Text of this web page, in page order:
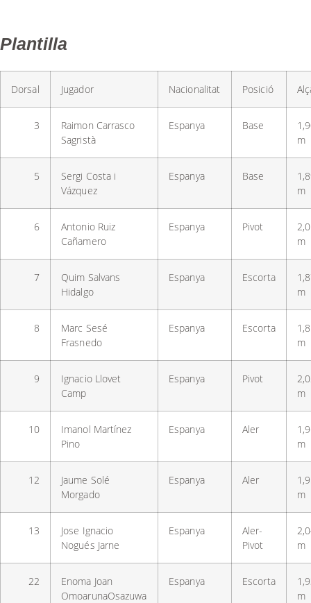
Plantilla
Dorsal Jugador Nacionalitat Posició
3
Raimon Carrasco
Sagristà
Espanya Base
m
5
Sergi Costa i
Vázquez
Espanya Base
m
6
Antonio Ruiz
Cañamero
Espanya Pivot
m
7
Quim Salvans
Hidalgo
Espanya Escorta
m
8
Marc Sesé
Frasnedo
Espanya Escorta
m
9
Ignacio Llovet
Camp
Espanya Pivot
m
10
Imanol Martínez
Pino
Espanya Aler
m
12
Jaume Solé
Morgado
Espanya Aler
m
13
Jose Ignacio
Nogués Jarne
Espanya
Aler-
Pivot
m
22
Enoma Joan
OmoarunaOsazuwa
Espanya Escorta
m